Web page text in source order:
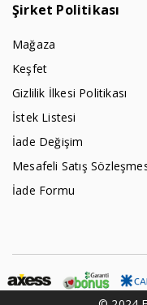
Şirket Politikası
Mağaza
Keşfet
Gizlilik İlkesi Politikası
İstek Listesi
İade Değişim
Mesafeli Satış
İade Formu